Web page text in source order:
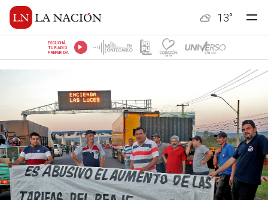
13°
ESCUCHÁ
TU RADIO
PREFERIDA